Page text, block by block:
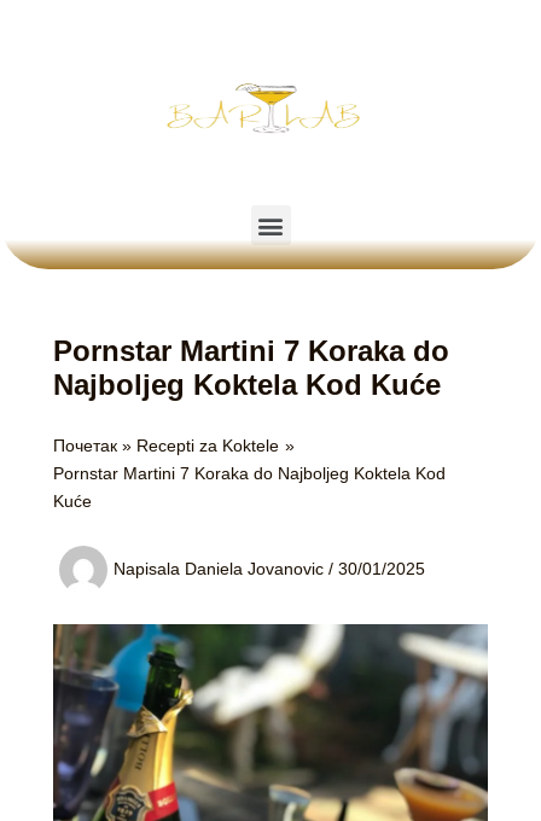
Menu
Pornstar Martini 7 Koraka do
Najboljeg Koktela Kod Kuće
Почетак
Recepti za Koktele
Pornstar Martini 7 Koraka do Najboljeg Koktela Kod
Kuće
Napisala Daniela Jovanovic / 30/01/2025